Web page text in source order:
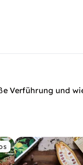
Verführung und